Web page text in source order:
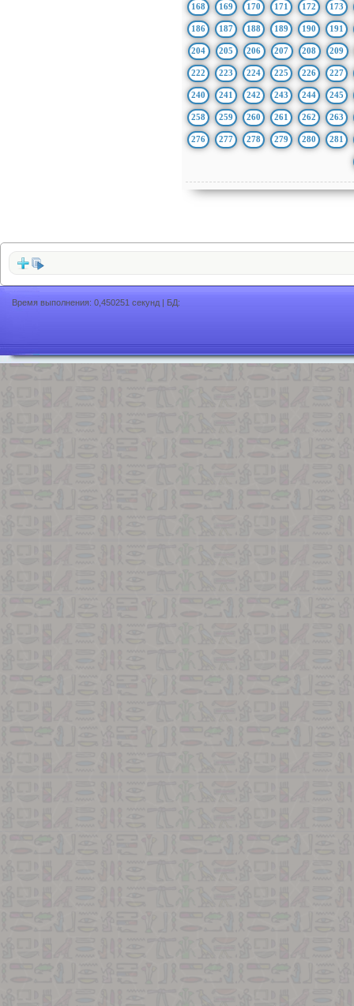
168 169 170 171 172 173
186 187 188 189 190 191
204 205 206 207 208 209
222 223 224 225 226 227
240 241 242 243 244 245
258 259 260 261 262 263
276 277 278 279 280 281
Время выполнения: 0,450251 секунд | БД: